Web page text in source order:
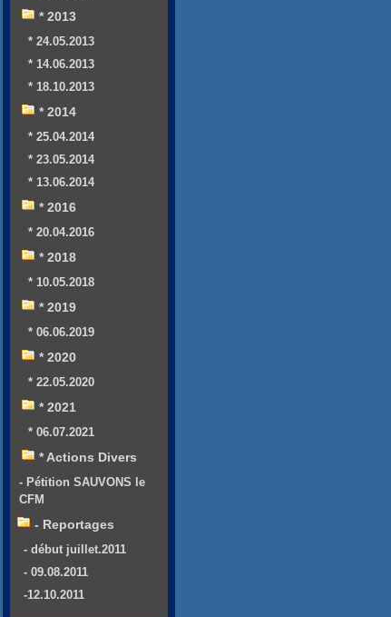
* 2013
* 24.05.2013
* 14.06.2013
* 18.10.2013
* 2014
* 25.04.2014
* 23.05.2014
* 13.06.2014
* 2016
* 20.04.2016
* 2018
* 10.05.2018
* 2019
* 06.06.2019
* 2020
* 22.05.2020
* 2021
* 06.07.2021
* Actions Divers
- Pétition SAUVONS le
CFM
- Reportages
- début juillet.2011
- 09.08.2011
-12.10.2011